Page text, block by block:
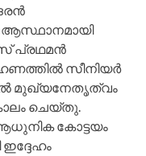
ആസ്ഥാനമായി
പ്രഥമന്‍
സീനിയര്‍
മുഖ്യനേതൃത്വം
ചെയ്‌തു.
ആധുനിക കോട്ടയം